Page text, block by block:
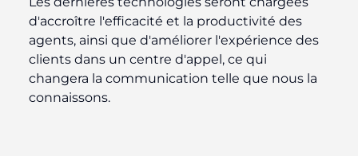
d'accroître l'efficacité et la productivité des
agents, ainsi que d'améliorer l'expérience des
clients dans un centre d'appel, ce qui
changera la communication telle que nous la
connaissons.